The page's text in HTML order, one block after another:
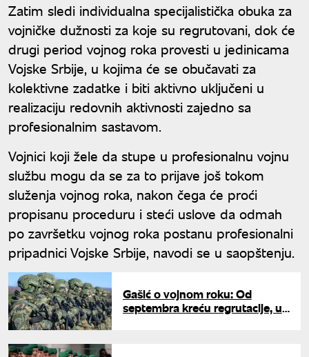
Zatim sledi individualna specijalistička obuka za
vojničke dužnosti za koje su regrutovani, dok će
drugi period vojnog roka provesti u jedinicama
Vojske Srbije, u kojima će se obučavati za
kolektivne zadatke i biti aktivno uključeni u
realizaciju redovnih aktivnosti zajedno sa
profesionalnim sastavom.
Vojnici koji žele da stupe u profesionalnu vojnu
službu mogu da se za to prijave još tokom
služenja vojnog roka, nakon čega će proći
propisanu proceduru i steći uslove da odmah
po završetku vojnog roka postanu profesionalni
pripadnici Vojske Srbije, navodi se u saopštenju.
Gašić o vojnom roku: Od
septembra kreću regrutacije, u